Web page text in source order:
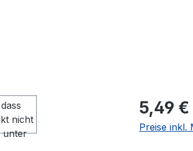
Regulärer
5,49 €
Preise inkl.